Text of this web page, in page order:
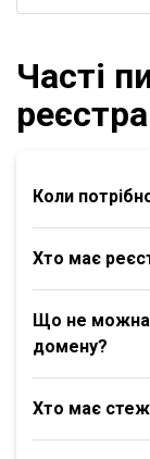
Часті
Коли
Хто має
Що не можна
домену?
Хто має